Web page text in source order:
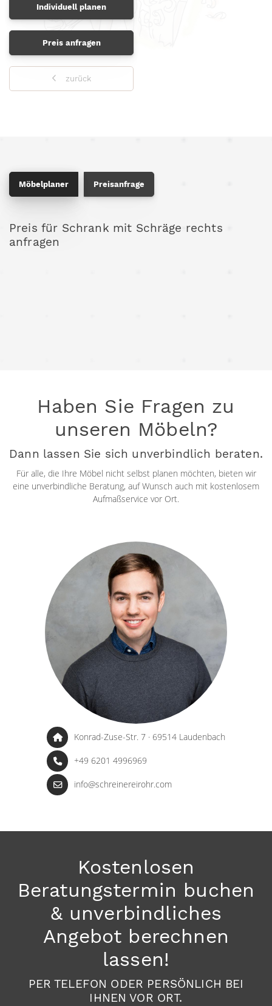
Individuell planen
Preis anfragen
zurück
Möbelplaner Preisanfrage
Preis für Schrank mit Schräge rechts
anfragen
Haben Sie Fragen zu
unseren Möbeln?
Dann lassen Sie sich unverbindlich beraten.
Für alle, die Ihre Möbel nicht selbst planen möchten, bieten wir
eine unverbindliche Beratung, auf Wunsch auch mit kostenlosem
Aufmaßservice vor Ort.
Konrad-Zuse-Str. 7 · 69514 Laudenbach
+49 6201 4996969
info@schreinereirohr.com
Kostenlosen
Beratungstermin buchen
& unverbindliches
Angebot berechnen
lassen!
PER TELEFON ODER PERSÖNLICH BEI
IHNEN VOR ORT.